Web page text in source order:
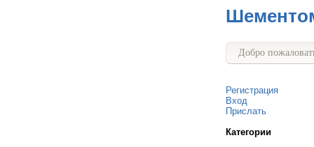
Добро
Регистрация
Вход
Прислать
Категории